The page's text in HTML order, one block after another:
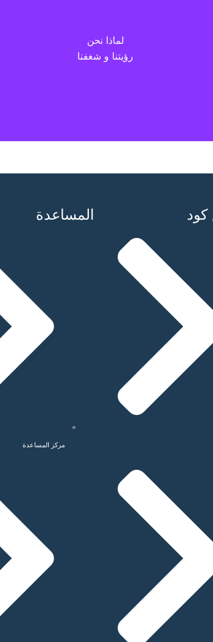
لماذا نحن
رؤيتنا و شغفنا
حول كيف يمكننا مساعدتك في تحويل رؤيتك إلى حقيقة.
كود المساعدة
مركز المساعدة